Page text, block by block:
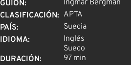
GUION:
Ingmar Bergman
CLASIFICACIÓN: APTA
PAÍS:
Suecia
IDIOMA:
Inglés
Sueco
DURACIÓN:
97 min